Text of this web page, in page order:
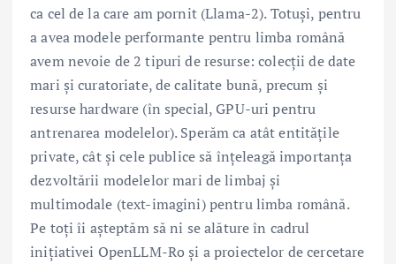
ca cel de la care am pornit (Llama-2). Totuși, pentru
a avea modele performante pentru limba română
avem nevoie de 2 tipuri de resurse: colecții de date
mari și curatoriate, de calitate bună, precum și
resurse hardware (în special, GPU-uri pentru
antrenarea modelelor). Sperăm ca atât entitățile
private, cât și cele publice să înțeleagă importanța
dezvoltării modelelor mari de limbaj și
multimodale (text-imagini) pentru limba română.
Pe toți îi așteptăm să ni se alăture în cadrul
inițiativei OpenLLM-Ro și a proiectelor de cercetare